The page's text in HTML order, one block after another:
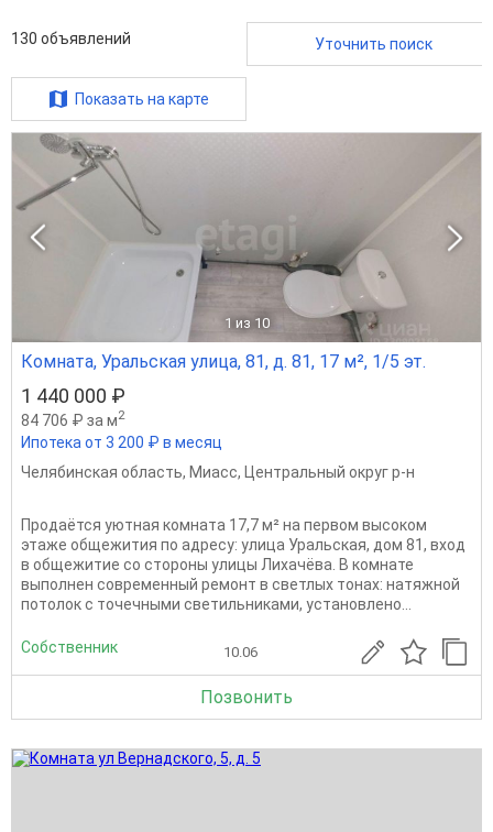
130 объявлений Уточнить поиск
Показать на карте
1 из 10
Комната, Уральская улица, 81, д. 81, 17 м², 1/5 эт.
1 440 000 ₽
84 706 ₽ за м2
Ипотека от 3 200 ₽ в месяц
Челябинская область, Миасс, Центральный округ р-н
Продаётся уютная комната 17,7 м² на первом высоком
этаже общежития по адресу: улица Уральская, дом 81, вход
в общежитие со стороны улицы Лихачёва. В комнате
выполнен современный ремонт в светлых тонах: натяжной
потолок с точечными светильниками, установлено...
Собственник 10.06
Позвонить